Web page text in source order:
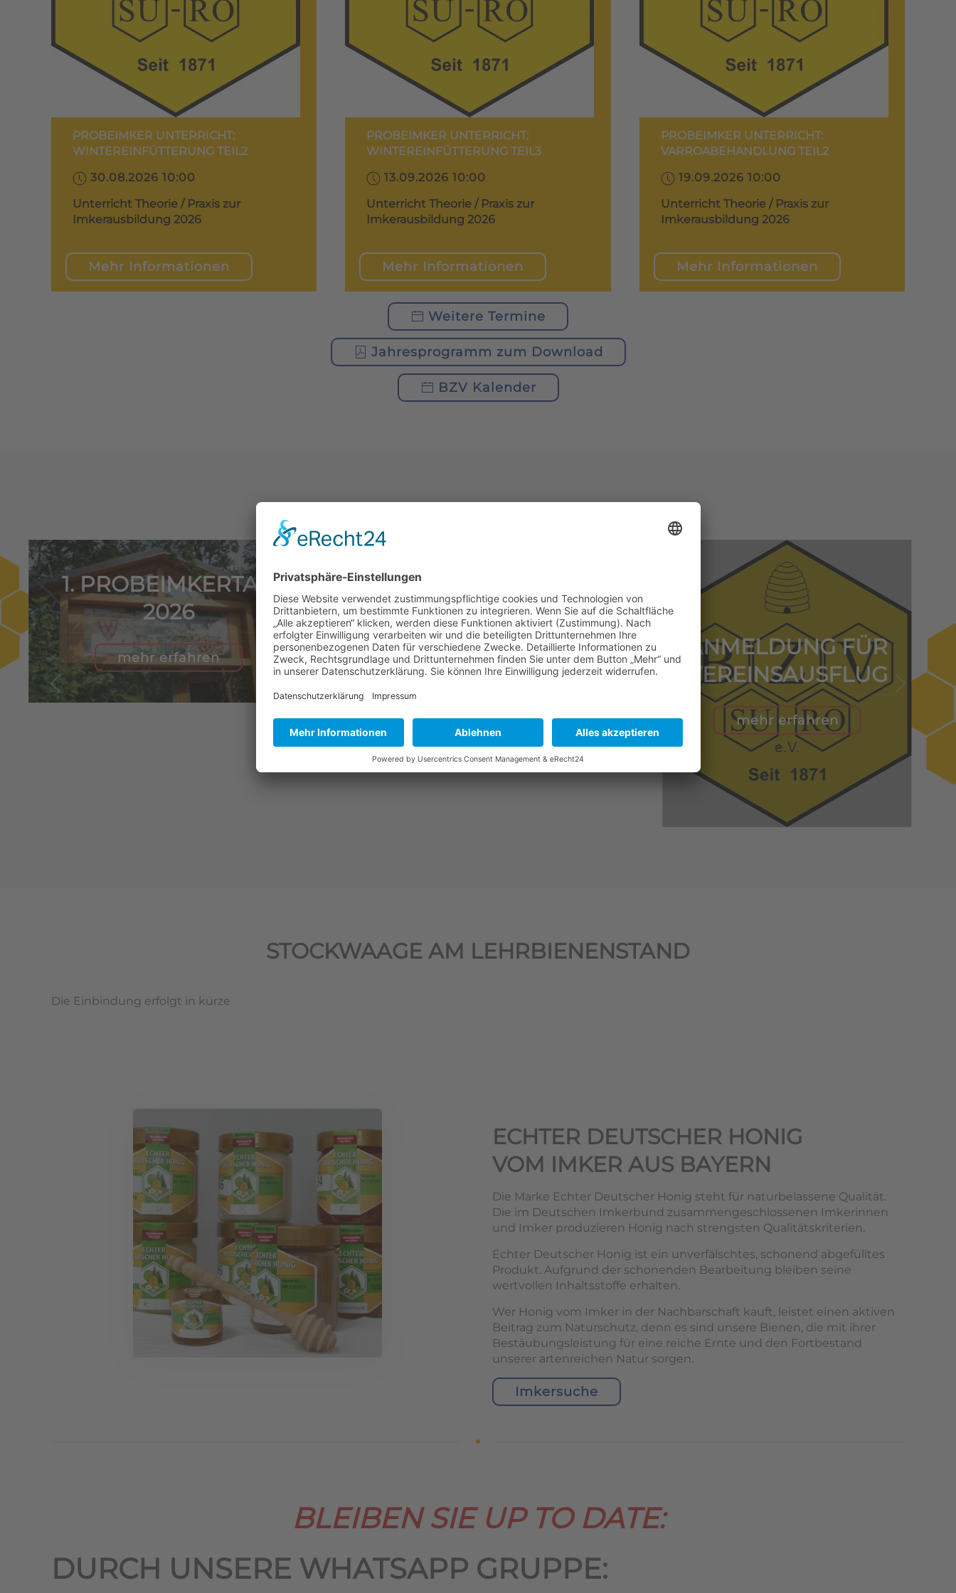
PROBEIMKER UNTERRICHT:
WINTEREINFÜTTERUNG TEIL2
30.08.2026 10:00
Unterricht Theorie / Praxis zur
Imkerausbildung 2026
Mehr Informationen
PROBEIMKER UNTERRICHT:
WINTEREINFÜTTERUNG TEIL3
13.09.2026 10:00
Unterricht Theorie / Praxis zur
Imkerausbildung 2026
Mehr Informationen
PROBEIMKER UNTERRICHT:
VARROABEHANDLUNG TEIL2
19.09.2026 10:00
Unterricht Theorie / Praxis zur
Imkerausbildung 2026
Mehr Informationen
Weitere Termine
Jahresprogramm zum Download
BZV Kalender
1. PROBEIMKERTAG
2026
mehr erfahren
1. JUNGIMKERFORUM
DES LVBI
mehr erfahren
ANMELDUNG FÜR
VEREINSAUSFLUG
mehr erfahren
STOCKWAAGE AM LEHRBIENENSTAND
Die Einbindung erfolgt in kürze
ECHTER DEUTSCHER HONIG
VOM IMKER AUS BAYERN
Die Marke Echter Deutscher Honig steht für naturbelassene Qualität.
Die im Deutschen Imkerbund zusammengeschlossenen Imkerinnen
und Imker produzieren Honig nach strengsten Qualitätskriterien.
Echter Deutscher Honig ist ein unverfälschtes, schonend abgefülltes
Produkt. Aufgrund der schonenden Bearbeitung bleiben seine
wertvollen Inhaltsstoffe erhalten.
Wer Honig vom Imker in der Nachbarschaft kauft, leistet einen aktiven
Beitrag zum Naturschutz, denn es sind unsere Bienen, die mit ihrer
Bestäubungsleistung für eine reiche Ernte und den Fortbestand
unserer artenreichen Natur sorgen.
Imkersuche
BLEIBEN SIE UP TO DATE:
DURCH UNSERE WHATSAPP GRUPPE: